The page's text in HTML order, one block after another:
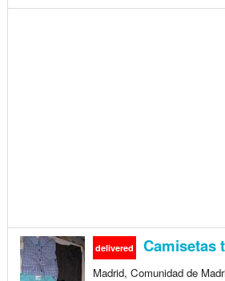
delivered Camisetas
Madrid, Comunidad de